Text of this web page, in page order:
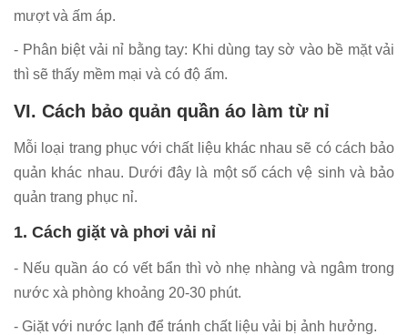
mượt và ấm áp.
- Phân biệt vải nỉ bằng tay: Khi dùng tay sờ vào bề mặt vải
thì sẽ thấy mềm mại và có độ ấm.
VI. Cách bảo quản quần áo làm từ nỉ
Mỗi loại trang phục với chất liệu khác nhau sẽ có cách bảo
quản khác nhau. Dưới đây là một số cách vệ sinh và bảo
quản trang phục nỉ.
1. Cách giặt và phơi vải nỉ
- Nếu quần áo có vết bẩn thì vò nhẹ nhàng và ngâm trong
nước xà phòng khoảng 20-30 phút.
- Giặt với nước lạnh để tránh chất liệu vải bị ảnh hưởng.